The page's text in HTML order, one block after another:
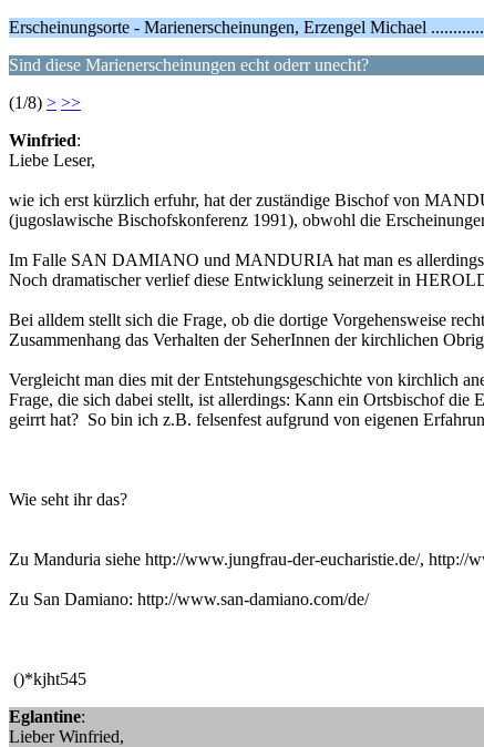
Erscheinungsorte - Marienerscheinungen, Erzengel Michael
Sind diese Marienerscheinungen echt oderr unecht?
(1/8) > >>
Winfried:
Liebe Leser,
wie ich erst kürzlich erfuhr, hat der zuständige Bischof von
(jugoslawische Bischofskonferenz 1991), obwohl die
Im Falle SAN DAMIANO und MANDURIA hat man es allerdings
Noch dramatischer verlief diese Entwicklung seinerzeit in
Bei alldem stellt sich die Frage, ob die dortige Vorgehensweise
Zusammenhang das Verhalten der SeherInnen der kirchlichen
Vergleicht man dies mit der Entstehungsgeschichte von kirchlich
Frage, die sich dabei stellt, ist allerdings: Kann ein Ortsbischof
geirrt hat? So bin ich z.B. felsenfest aufgrund von eigenen
Wie seht ihr das?
Zu Manduria siehe http://www.jungfrau-der-eucharistie.de/, http://
Zu San Damiano: http://www.san-damiano.com/de/
()*kjht545
Eglantine:
Lieber Winfried,